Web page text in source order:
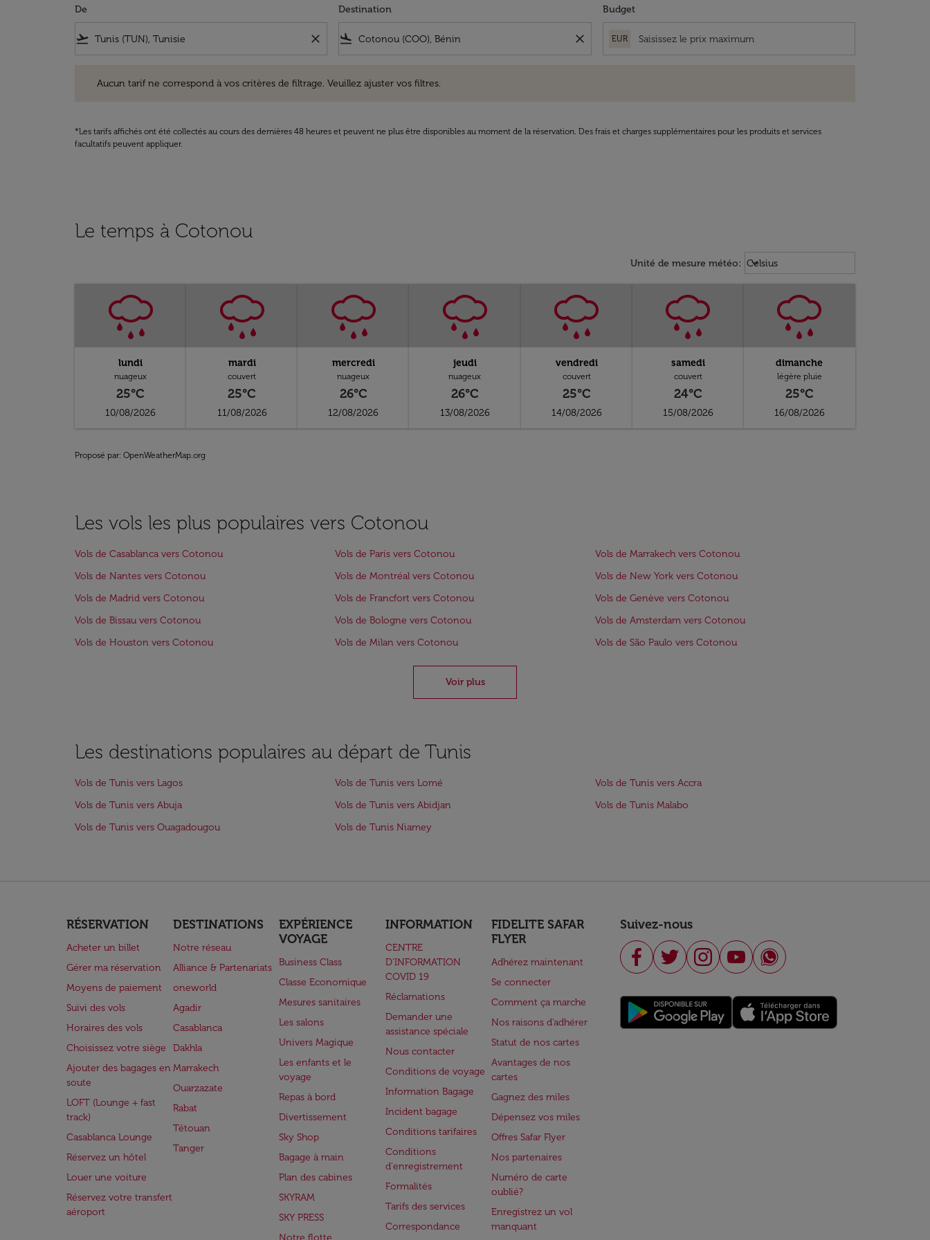
De
flight_takeoff close
Destination
flight_land close
Budget
EUR
Aucun tarif ne correspond à vos critères de filtrage. Veuillez ajuster vos filtres.
*Les tarifs affichés ont été collectés au cours des dernières 48 heures et peuvent ne plus être disponibles au moment de la réservation. Des frais et charges supplémentaires pour les produits et services
facultatifs peuvent appliquer.
Le temps à Cotonou
Unité de mesure météo: Weather unit option Celsius
Celsius
keyboard_arrow_down
lundi
nuageux
25°C
10/08/2026
mardi
couvert
25°C
11/08/2026
mercredi
nuageux
26°C
12/08/2026
jeudi
nuageux
26°C
13/08/2026
vendredi
couvert
25°C
14/08/2026
samedi
couvert
24°C
15/08/2026
dimanche
légère pluie
25°C
16/08/2026
Proposé par: OpenWeatherMap.org
Les vols les plus populaires vers Cotonou
Vols de Casablanca vers Cotonou Vols de Paris vers Cotonou
Vols de Marrakech vers Cotonou
Vols de Nantes vers Cotonou
Vols de Montréal vers Cotonou
Vols de New York vers Cotonou
Vols de Madrid vers Cotonou
Vols de Francfort vers Cotonou
Vols de Genève vers Cotonou
Vols de Bissau vers Cotonou
Vols de Bologne vers Cotonou
Vols de Amsterdam vers Cotonou
Vols de Houston vers Cotonou
Vols de Milan vers Cotonou Vols de São Paulo vers Cotonou
Voir plus
Les destinations populaires au départ de Tunis
Vols de Tunis vers Lagos Vols de Tunis vers Lomé
Vols de Tunis vers Accra
Vols de Tunis vers Abuja
Vols de Tunis vers Abidjan
Vols de Tunis Malabo
Vols de Tunis vers Ouagadougou
Vols de Tunis Niamey
RÉSERVATION
Acheter un billet
Gérer ma réservation
Moyens de paiement
Suivi des vols
Horaires des vols
Choisissez votre siège
Ajouter des bagages en
soute
LOFT (Lounge + fast
track)
Casablanca Lounge
Réservez un hôtel
Louer une voiture
Réservez votre transfert
aéroport
DESTINATIONS
Notre réseau
Alliance & Partenariats
oneworld
Agadir
Casablanca
Dakhla
Marrakech
Ouarzazate
Rabat
Tétouan
Tanger
EXPÉRIENCE
VOYAGE
Business Class
Classe Economique
Mesures sanitaires
Les salons
Univers Magique
Les enfants et le
voyage
Repas à bord
Divertissement
Sky Shop
Bagage à main
Plan des cabines
SKYRAM
SKY PRESS
Notre flotte
INFORMATION
CENTRE
D’INFORMATION
COVID 19
Réclamations
Demander une
assistance spéciale
Nous contacter
Conditions de voyage
Information Bagage
Incident bagage
Conditions tarifaires
Conditions
d'enregistrement
Formalités
Tarifs des services
Correspondance
FIDELITE SAFAR
FLYER
Adhérez maintenant
Se connecter
Comment ça marche
Nos raisons d'adhérer
Statut de nos cartes
Avantages de nos
cartes
Gagnez des miles
Dépensez vos miles
Offres Safar Flyer
Nos partenaires
Numéro de carte
oublié?
Enregistrez un vol
manquant
Suivez-nous